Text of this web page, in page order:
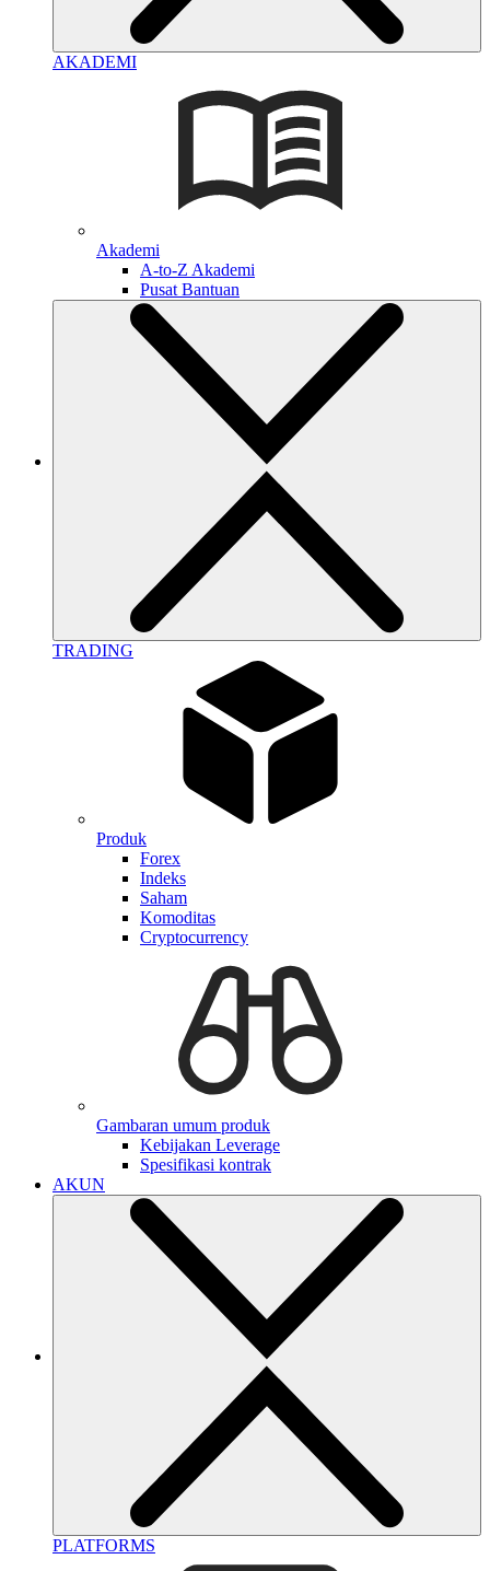
AKADEMI
Akademi
A-to-Z Akademi
Pusat Bantuan
TRADING
Produk
Forex
Indeks
Saham
Komoditas
Cryptocurrency
Gambaran umum produk
Kebijakan Leverage
Spesifikasi kontrak
AKUN
PLATFORMS